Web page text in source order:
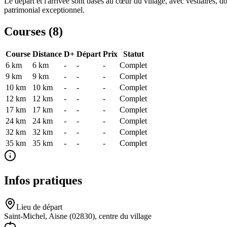
patrimonial exceptionnel.
Courses (8)
Course Distance D+ Départ Prix
Statut
6 km
6 km - - -
Complet
9 km
9 km - - -
Complet
10 km
10 km - - -
Complet
12 km
12 km - - -
Complet
17 km
17 km - - -
Complet
24 km
24 km - - -
Complet
32 km
32 km - - -
Complet
35 km
35 km - - - Complet
Infos pratiques
Lieu de départ
Saint-Michel, Aisne (02830), centre du village